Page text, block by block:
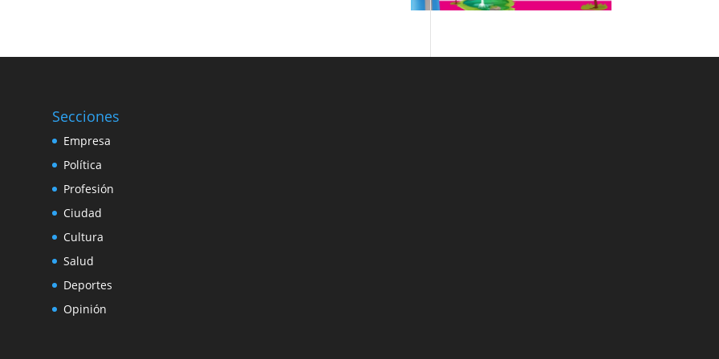
Secciones
Empresa
Política
Profesión
Ciudad
Cultura
Salud
Deportes
Opinión